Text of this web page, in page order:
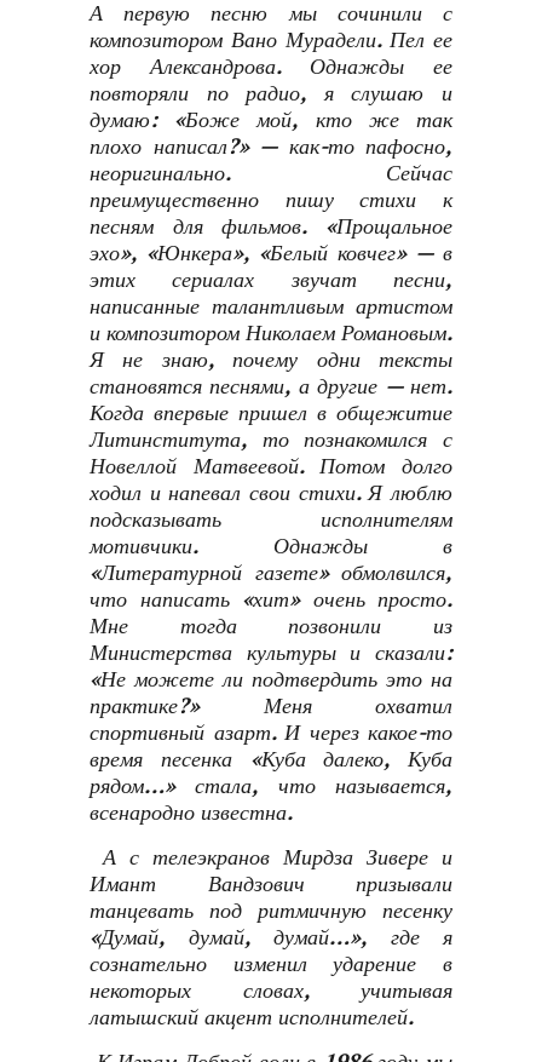
А первую песню мы сочинили с
композитором Вано Мурадели. Пел ее
хор Александрова. Однажды ее
повторяли по радио, я слушаю и
думаю: «Боже мой, кто же так
плохо написал?» — как-то пафосно,
неоригинально. Сейчас
преимущественно пишу стихи к
песням для фильмов. «Прощальное
эхо», «Юнкера», «Белый ковчег» — в
этих сериалах звучат песни,
написанные талантливым артистом
и композитором Николаем Романовым.
Я не знаю, почему одни тексты
становятся песнями, а другие — нет.
Когда впервые пришел в общежитие
Литинститута, то познакомился с
Новеллой Матвеевой. Потом долго
ходил и напевал свои стихи. Я люблю
подсказывать исполнителям
мотивчики. Однажды в
«Литературной газете» обмолвился,
что написать «хит» очень просто.
Мне тогда позвонили из
Министерства культуры и сказали:
«Не можете ли подтвердить это на
практике?» Меня охватил
спортивный азарт. И через какое-то
время песенка «Куба далеко, Куба
рядом…» стала, что называется,
всенародно известна.
А с телеэкранов Мирдза Зивере и
Имант Вандзович призывали
танцевать под ритмичную песенку
«Думай, думай, думай…», где я
сознательно изменил ударение в
некоторых словах, учитывая
латышский акцент исполнителей.